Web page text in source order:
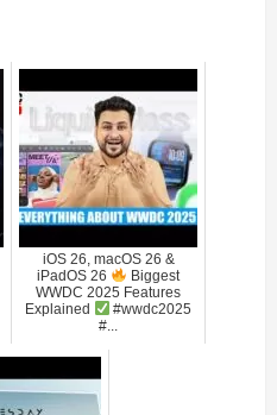
iOS 26, macOS 26 &
iPadOS 26
Biggest
WWDC 2025 Features
Explained
#wwdc2025
#...